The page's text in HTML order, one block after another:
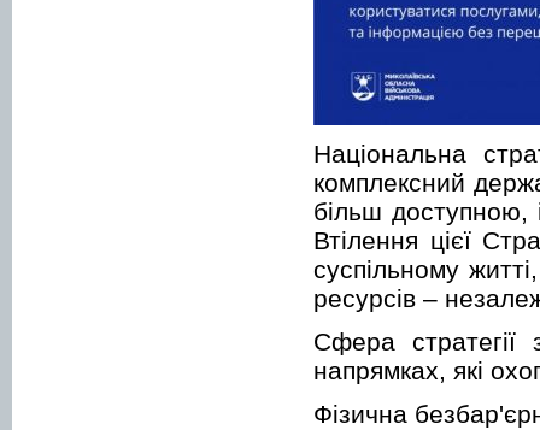
Національна
комплексний
більш
Втілення цієї
суспільному
ресурсів –
Сфера стратегії
напрямках, які
Фізична